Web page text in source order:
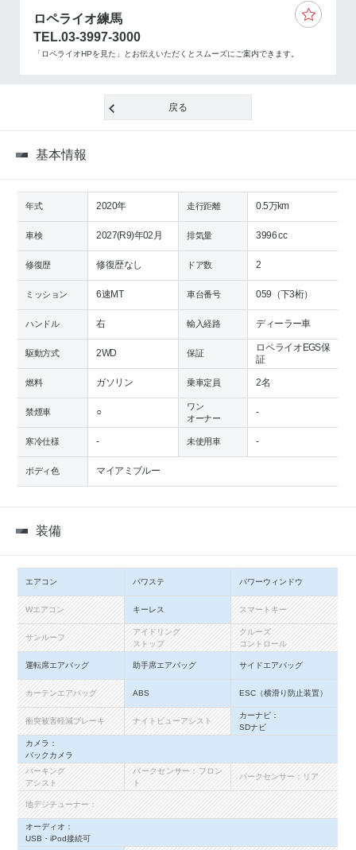
ロペライオ練馬
TEL.03-3997-3000
「ロペライオHPを見た」とお伝えいただくとスムーズにご案内できます。
戻る
基本情報
年式 2020年 走行距離 0.5万km
車検 2027(R9)年02月 排気量 3996 cc
修復歴 修復歴なし ドア数 2
ミッション 6速MT 車台番号 059（下3桁）
ハンドル 右 輸入経路 ディーラー車
駆動方式 2WD 保証
ロペライオEGS保
証
燃料 ガソリン 乗車定員 2名
禁煙車 ○
ワン
オーナー
-
寒冷仕様 - 未使用車 -
ボディ色 マイアミブルー
装備
エアコン パワステ パワーウィンドウ
Wエアコン キーレス スマートキー
サンルーフ
アイドリング
ストップ
クルーズ
コントロール
運転席エアバッグ 助手席エアバッグ サイドエアバッグ
カーテンエアバッグ ABS ESC（横滑り防止装置）
衝突被害軽減ブレーキ ナイトビューアシスト
カーナビ：
SDナビ
カメラ：
バックカメラ
パーキング
アシスト
パークセンサー：フロン
ト
パークセンサー：リア
地デジチューナー：
オーディオ：
USB・iPod接続可